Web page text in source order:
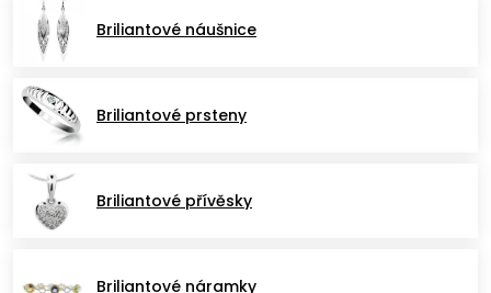
k
p
Briliantové náušnice
Briliantové prsteny
Briliantové přívěsky
Briliantové náramky